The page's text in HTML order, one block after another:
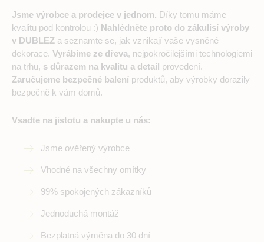
Jsme výrobce a prodejce v jednom. Díky tomu máme
kvalitu pod kontrolou :) Nahlédněte proto do zákulisí výroby
v DUBLEZ a seznamte se, jak vznikají vaše vysněné
dekorace. Vyrábíme ze dřeva, nejpokročilejšími technologiemi
na trhu, s důrazem na kvalitu a detail provedení.
Zaručujeme bezpečné balení produktů, aby výrobky dorazily
bezpečně k vám domů.
Vsadte na jistotu a nakupte u nás:
Jsme ověřený výrobce
Vhodné na všechny omítky
99% spokojených zákazníků
Jednoduchá montáž
Bezplatná výměna do 30 dní